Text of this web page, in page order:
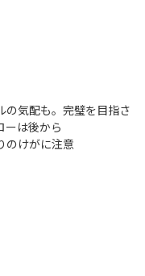
の気配も。完璧を目指さ
ーは後から
のけがに注意